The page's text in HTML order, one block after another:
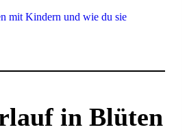
mit Kindern und wie du sie
in Blüten